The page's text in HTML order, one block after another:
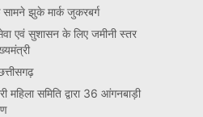
सामने झुके मार्क जुकरबर्ग
एवं सुशासन के लिए जमीनी स्तर
महिला समिति द्वारा 36 आंगनबाड़ी